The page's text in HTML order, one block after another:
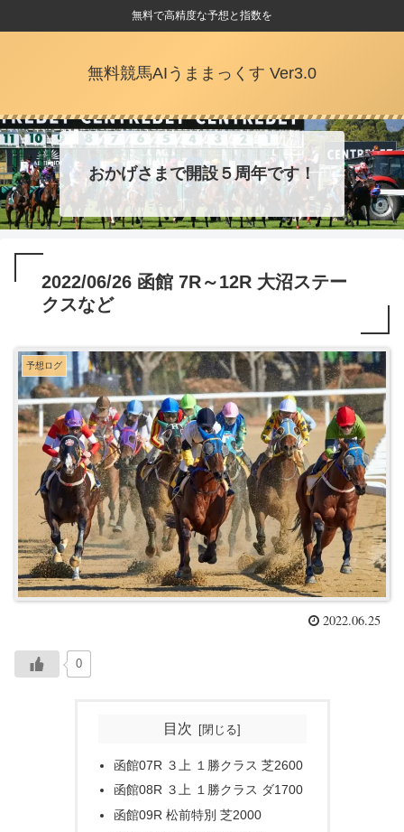
無料で高精度な予想と指数を
無料競馬AIうままっくす Ver3.0
おかげさまで開設５周年です！
2022/06/26 函館 7R～12R 大沼ステー
クスなど
予想ログ
2022.06.25
0
目次
函館07R ３上 １勝クラス 芝2600
函館08R ３上 １勝クラス ダ1700
函館09R 松前特別 芝2000